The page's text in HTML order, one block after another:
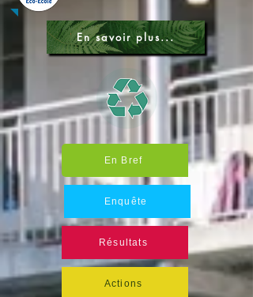
En savoir plus...
En Bref
Enquête
Résultats
Actions